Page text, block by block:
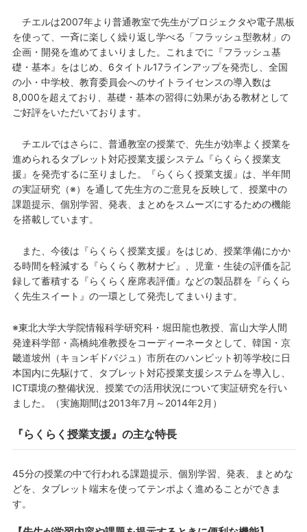
チエルは2007年より普通教室で先生がプロジェクタや電子黒板
を使って、一斉に楽しく繰り返し学べる「フラッシュ型教材」の
企画・開発を進めてまいりました。これまでに『フラッシュ基
礎・基本』をはじめ、6タイトル17ラインアップを発売し、全国
の小・中学校、教育委員会へのサイトライセンスの導入数は
8,000を超えており、基礎・基本の習得に効果がある教材として
ご好評をいただいております。
チエルではさらに、普通教室の授業で、先生が効率よく授業を
進められるタブレット対応授業支援システム『らくらく授業支
援』を発売するに至りました。『らくらく授業支援』は、半年間
の実証研究（※）を通して先生方のご意見を反映して、授業中の
課題提示、個別学習、発表、まとめをスムーズにするための機能
を搭載しています。
また、今後は『らくらく授業支援』をはじめ、授業準備にかか
る時間を軽減する『らくらく教材ナビ』、児童・生徒の評価を記
録して蓄積する『らくらく座席表評価』などの製品群を『らくら
く先生スイート』の一環として発売してまいります。
※東北大学大学院情報科学研究科・堀田龍也教授、富山大学人間
発達科学部・高橋純准教授をコーディーネータとして、韓国・京
畿道坡州（キョンギドパジュ）市所在のハンビット初等学校に日
本国内に先駆けて、タブレット対応授業支援システムを導入し、
ICT環境の整備状況、授業での活用状況について実証研究を行い
ました。（実施期間は2013年7月～2014年2月）
『らくらく授業支援』の主な特長
45分の授業の中で行われる課題提示、個別学習、発表、まとめな
どを、タブレット端末を使ってテンポよく進めることができま
す。